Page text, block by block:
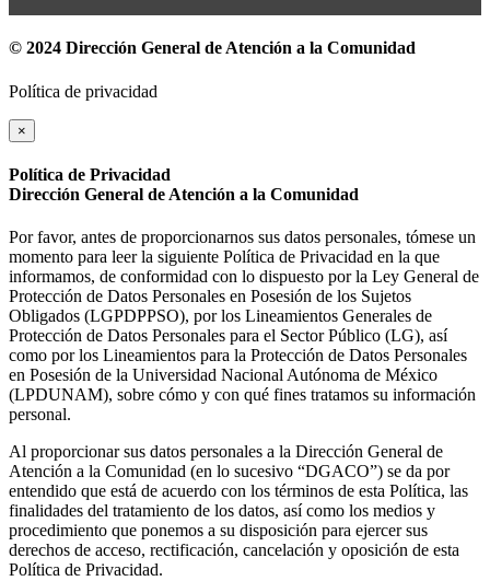
© 2024 Dirección General de Atención a la Comunidad
Política de privacidad
×
Política de Privacidad
Dirección General de Atención a la Comunidad
Por favor, antes de proporcionarnos sus datos personales, tómese un
momento para leer la siguiente Política de Privacidad en la que
informamos, de conformidad con lo dispuesto por la Ley General de
Protección de Datos Personales en Posesión de los Sujetos
Obligados (LGPDPPSO), por los Lineamientos Generales de
Protección de Datos Personales para el Sector Público (LG), así
como por los Lineamientos para la Protección de Datos Personales
en Posesión de la Universidad Nacional Autónoma de México
(LPDUNAM), sobre cómo y con qué fines tratamos su información
personal.
Al proporcionar sus datos personales a la Dirección General de
Atención a la Comunidad (en lo sucesivo “DGACO”) se da por
entendido que está de acuerdo con los términos de esta Política, las
finalidades del tratamiento de los datos, así como los medios y
procedimiento que ponemos a su disposición para ejercer sus
derechos de acceso, rectificación, cancelación y oposición de esta
Política de Privacidad.